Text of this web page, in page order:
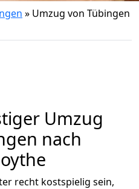
» Umzug von Tübingen
Umzug
nach
recht kostspielig sein,